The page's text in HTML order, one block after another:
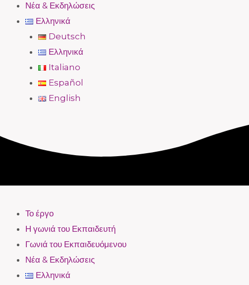
Νέα & Εκδηλώσεις
Ελληνικά
Deutsch
Ελληνικά
Italiano
Español
English
Το έργο
Η γωνιά του Εκπαιδευτή
Γωνιά του Εκπαιδευόμενου
Νέα & Εκδηλώσεις
Ελληνικά